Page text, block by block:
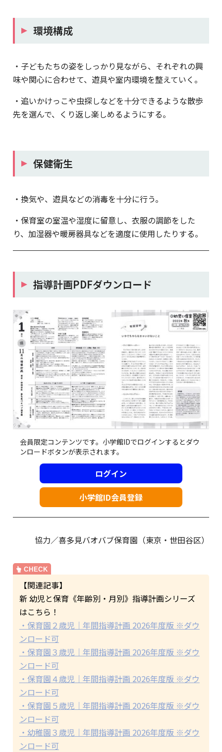
環境構成
・子どもたちの姿をしっかり見ながら、それぞれの興
味や関心に合わせて、遊具や室内環境を整えていく。
・追いかけっこや虫探しなどを十分できるような散歩
先を選んで、くり返し楽しめるようにする。
保健衛生
・換気や、遊具などの消毒を十分に行う。
・保育室の室温や湿度に留意し、衣服の調節をした
り、加湿器や暖房器具などを適度に使用したりする。
指導計画PDFダウンロード
会員限定コンテンツです。小学館IDでログインするとダウ
ンロードボタンが表示されます。
ログイン
小学館ID会員登録
協力／喜多見バオバブ保育園（東京・世田谷区）
【関連記事】
新 幼児と保育《年齢別・月別》指導計画シリーズ
はこちら！
・保育園２歳児｜年間指導計画 2026年度版 ※ダウ
ンロード可
・保育園３歳児｜年間指導計画 2026年度版 ※ダウ
ンロード可
・保育園４歳児｜年間指導計画 2026年度版 ※ダウ
ンロード可
・保育園５歳児｜年間指導計画 2026年度版 ※ダウ
ンロード可
・幼稚園３歳児｜年間指導計画 2026年度版 ※ダウ
ンロード可